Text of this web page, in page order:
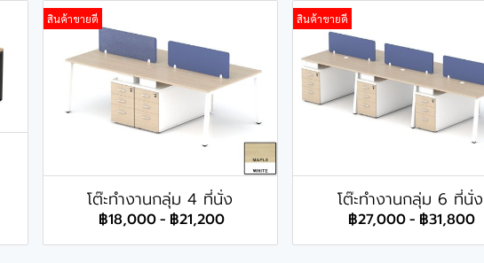
สินค้าขายดี
โต๊ะทำงานกลุ่ม 4 ที่นั่ง
฿18,000- ฿21,200
สินค้าขายดี
โต๊ะทำงานกลุ่ม 6 ที่นั่ง
฿27,000- ฿31,800